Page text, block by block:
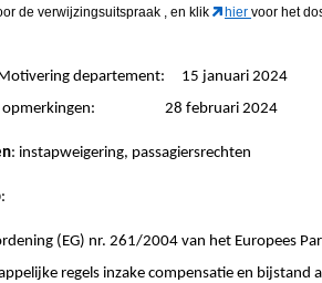
de verwijzingsuitspraak , en klik hier voor het
departement: 15 januari 2024
opmerkingen: 28 februari 2024
: instapweigering, passagiersrechten
:
(EG) nr. 261/2004 van het Europees
regels inzake compensatie en